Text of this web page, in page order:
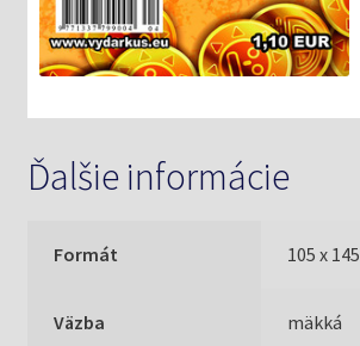
Ďalšie informácie
Formát 105 x
Väzba mäkká